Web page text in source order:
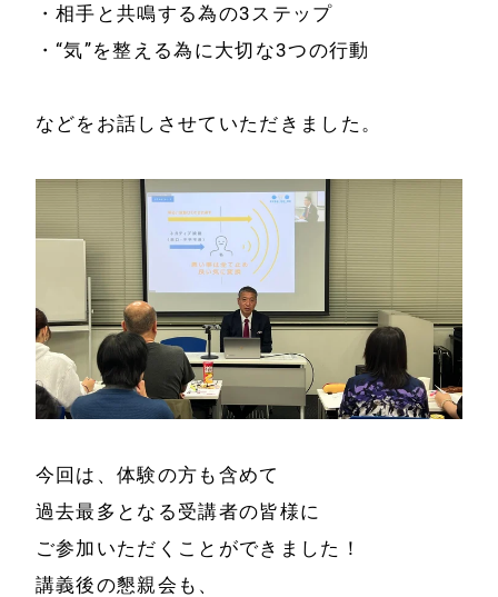
ホーム
代表プロフィール
サービス
事例と実績
導入企業一覧
会社情報
経営理念
会社概要
づく表示
・相手と共鳴する為の3ステップ
・“気”を整える為に大切な3つの行動
などをお話しさせていただきました。
今回は、体験の方も含めて
過去最多となる受講者の皆様に
ご参加いただくことができました！
講義後の懇親会も、